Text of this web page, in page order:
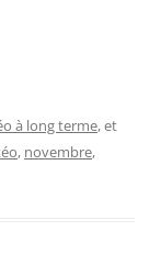
à long terme, et
, novembre,